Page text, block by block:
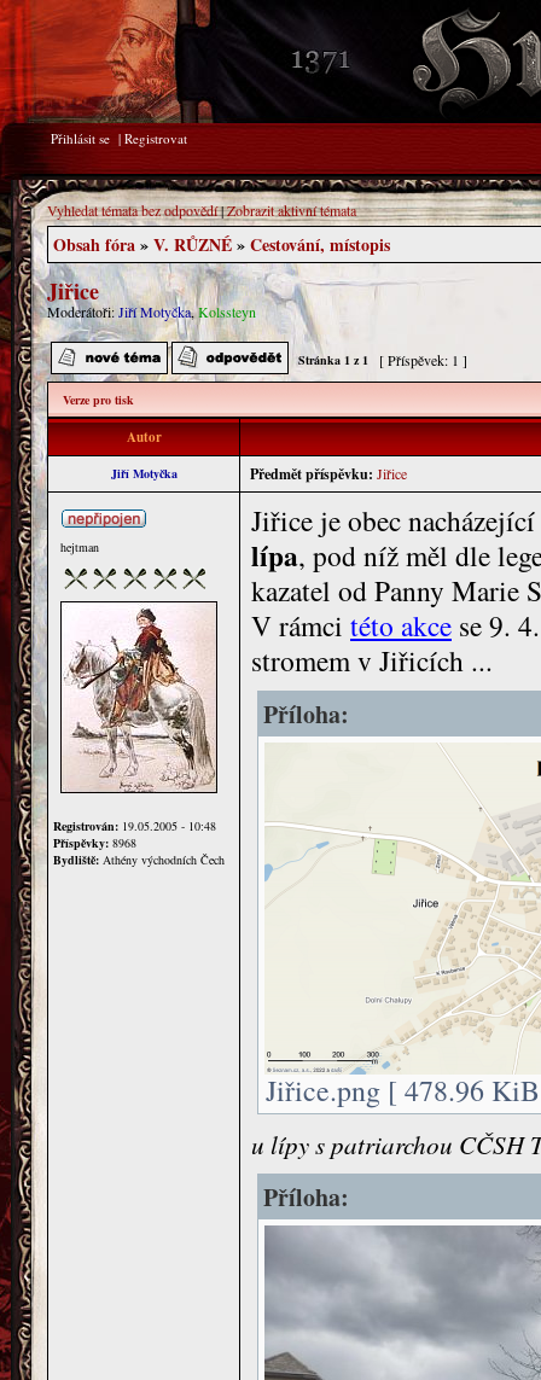
Přihlásit se | Registrovat
Vyhledat témata bez odpovědí|Zobrazit aktivní témata
Obsah fóra»V. RŮZNÉ»Cestování, místopis
Jiřice
Moderátoři:Jiří Motyčka,Kolssteyn
Stránka 1 z 1 [ Příspěvek: 1 ]
Verze pro tisk
Autor
Jiří Motyčka Předmět příspěvku: Jiřice
hejtman
Registrován: 19.05.2005 - 10:48
Příspěvky: 8968
Bydliště: Athény východních Čech
Jiřice je obec
lípa, pod níž měl dle
kazatel od Panny Marie
V rámci této akce se 9.
stromem v Jiřicích ...
Příloha:
Jiřice.png [ 478.96
u lípy s patriarchou CČSH
Příloha: